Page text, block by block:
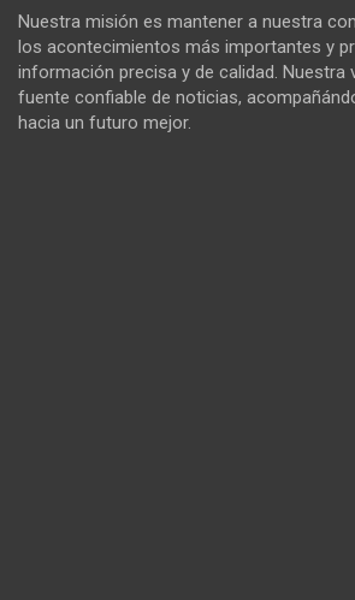
Nuestra misión es mantener a nuestra
los acontecimientos más importantes y
información precisa y de calidad. Nuestra
fuente confiable de noticias,
hacia un futuro mejor.